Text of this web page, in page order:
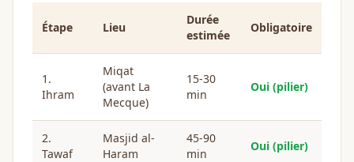
Étape Lieu
Durée
estimée
Obligatoire
1.
Ihram
Miqat
(avant La
Mecque)
15-30
min
Oui (pilier)
2.
Tawaf
Masjid al-
Haram
45-90
min
Oui (pilier)